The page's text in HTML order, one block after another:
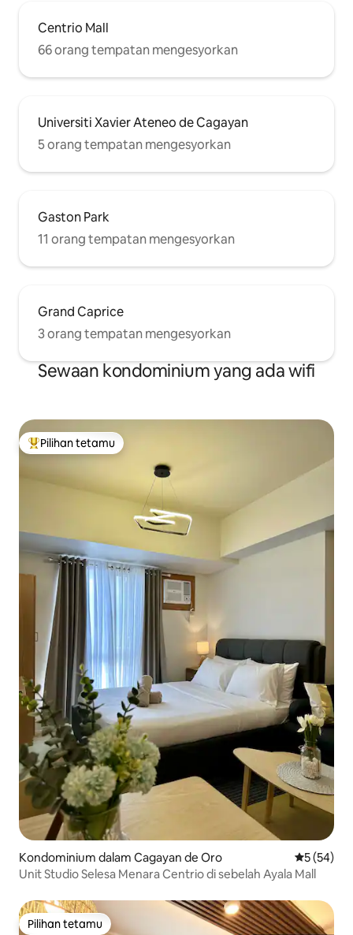
Centrio Mall
66 orang tempatan mengesyorkan
Universiti Xavier Ateneo de Cagayan
5 orang tempatan mengesyorkan
Gaston Park
11 orang tempatan mengesyorkan
Grand Caprice
3 orang tempatan mengesyorkan
Sewaan kondominium yang ada wifi
Pilihan utama tetamu
Pilihan tetamu
Kondominium dalam Cagayan de Oro Penarafan
5 (54)
Unit Studio Selesa Menara Centrio di sebelah Ayala Mall
Pilihan tetamu
Pilihan tetamu